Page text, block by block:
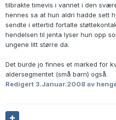
tilbrakte timevis i vannet i den
hennes sa at hun aldri hadde sett
sendte i ettertid fortalte
hendelsen til jenta lyser hun opp
ungene litt større da.
Det burde jo finnes et marked for
aldersegmentet (små barn) også.
Redigert 3.Januar.2008 av